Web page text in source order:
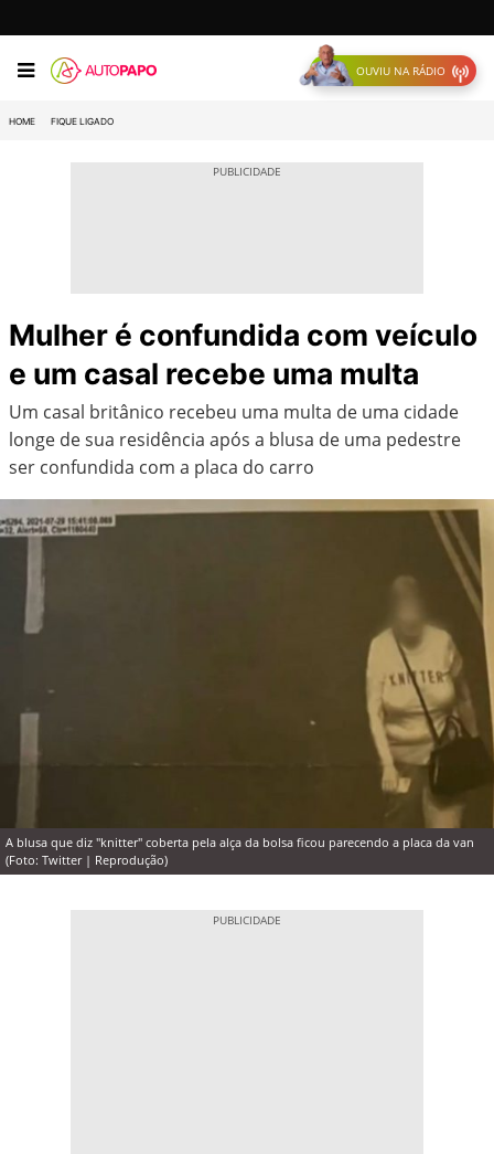
OUVIU NA RÁDIO
HOME FIQUE LIGADO
Mulher é confundida com veículo
e um casal recebe uma multa
Um casal britânico recebeu uma multa de uma cidade
longe de sua residência após a blusa de uma pedestre
ser confundida com a placa do carro
A blusa que diz "knitter" coberta pela alça da bolsa ficou parecendo a placa da van
(Foto: Twitter | Reprodução)